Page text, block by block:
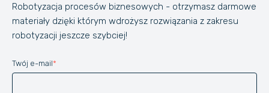
Robotyzacja procesów biznesowych - otrzymasz darmowe
materiały dzięki którym wdrożysz rozwiązania z zakresu
robotyzacji jeszcze szybciej!
Website
Twój e-mail*